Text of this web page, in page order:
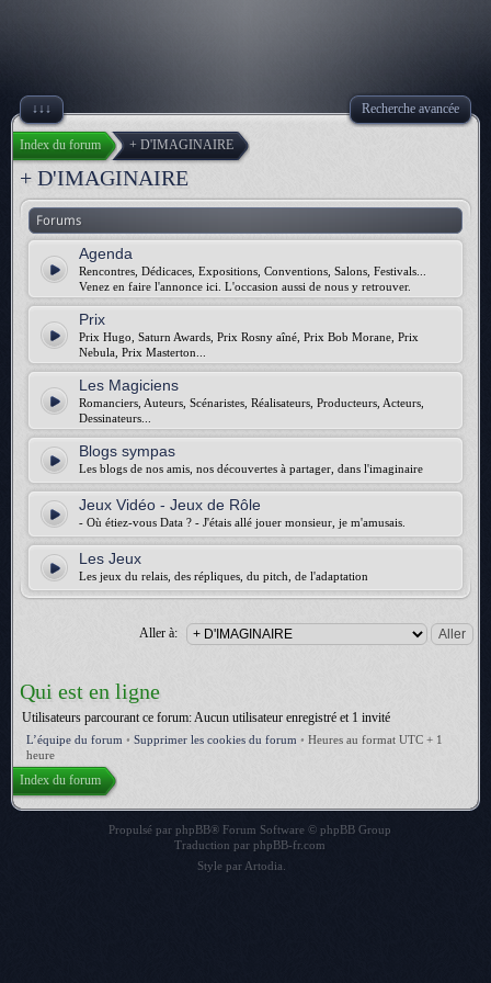
↓↓↓ Recherche avancée
Index du forum + D'IMAGINAIRE
+ D'IMAGINAIRE
Forums
Agenda
Rencontres, Dédicaces, Expositions, Conventions, Salons, Festivals...
Venez en faire l'annonce ici. L'occasion aussi de nous y retrouver.
Prix
Prix Hugo, Saturn Awards, Prix Rosny aîné, Prix Bob Morane, Prix
Nebula, Prix Masterton...
Les Magiciens
Romanciers, Auteurs, Scénaristes, Réalisateurs, Producteurs, Acteurs,
Dessinateurs...
Blogs sympas
Les blogs de nos amis, nos découvertes à partager, dans l'imaginaire
Jeux Vidéo - Jeux de Rôle
- Où étiez-vous Data ? - J'étais allé jouer monsieur, je m'amusais.
Les Jeux
Les jeux du relais, des répliques, du pitch, de l'adaptation
Aller à:
Qui est en ligne
Utilisateurs parcourant ce forum: Aucun utilisateur enregistré et 1 invité
L’équipe du forum • Supprimer les cookies du forum • Heures au format UTC + 1
heure
Index du forum
Propulsé par phpBB® Forum Software © phpBB Group
Traduction par phpBB-fr.com
Style par Artodia